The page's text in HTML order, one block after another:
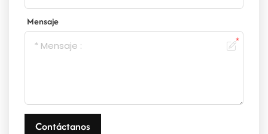
Mensaje
Contáctanos